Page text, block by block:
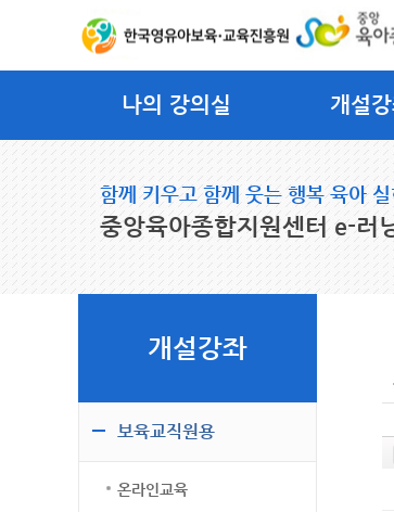
나의 강의실 개설
함께 키우고 함께 웃는 행복 육아 실
중앙육아종합지원센터 e-러
개설강좌
보육교직원용
온라인교육